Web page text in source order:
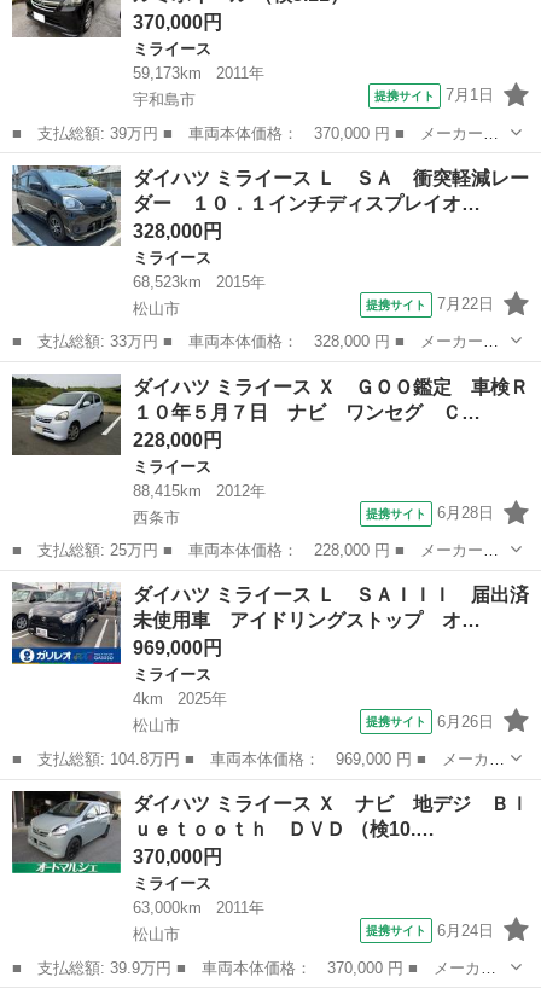
370,000円
ミライース
59,173km
2011年
宇和島市
提携サイト 7月1日
■ 支払総額: 39万円 ■ 車両本体価格： 370,000 円 ■ メーカー
名： ダイハツ ■ 車種名： ミライース ■ グレード名： Ｇ 純
正オーディオ アルミホイール ■ 排気量： 660cc ■ ドア枚数：
5D ...
愛媛 宇和島市
ダイハツ ミライース Ｌ ＳＡ 衝突軽減レー
ダー １０．１インチディスプレイオ…
328,000円
ミライース
68,523km
2015年
松山市
提携サイト 7月22日
■ 支払総額: 33万円 ■ 車両本体価格： 328,000 円 ■ メーカー
名： ダイハツ ■ 車種名： ミライース ■ グレード名： Ｌ Ｓ
Ａ 衝突軽減レーダー １０．１インチディスプレイオーディオ Ｅ
ＴＣ キーレス ...
愛媛 松山市 ミライース
ダイハツ ミライース Ｘ ＧＯＯ鑑定 車検Ｒ
１０年５月７日 ナビ ワンセグ Ｃ…
228,000円
ミライース
88,415km
2012年
西条市
提携サイト 6月28日
■ 支払総額: 25万円 ■ 車両本体価格： 228,000 円 ■ メーカー
名： ダイハツ ■ 車種名： ミライース ■ グレード名： Ｘ Ｇ
ＯＯ鑑定 車検Ｒ１０年５月７日 ナビ ワンセグ ＣＤ ＵＳＢ接
続 エアコン パ...
愛媛 西条市 ミライース
ダイハツ ミライース Ｌ ＳＡＩＩＩ 届出済
未使用車 アイドリングストップ オ…
969,000円
ミライース
4km
2025年
松山市
提携サイト 6月26日
■ 支払総額: 104.8万円 ■ 車両本体価格： 969,000 円 ■ メーカー
名： ダイハツ ■ 車種名： ミライース ■ グレード名： Ｌ Ｓ
ＡＩＩＩ 届出済未使用車 アイドリングストップ オートエアコ
ン 電動格納...
愛媛 松山市 ミライース
ダイハツ ミライース Ｘ ナビ 地デジ Ｂｌ
ｕｅｔｏｏｔｈ ＤＶＤ （検10.…
370,000円
ミライース
63,000km
2011年
松山市
提携サイト 6月24日
■ 支払総額: 39.9万円 ■ 車両本体価格： 370,000 円 ■ メーカー